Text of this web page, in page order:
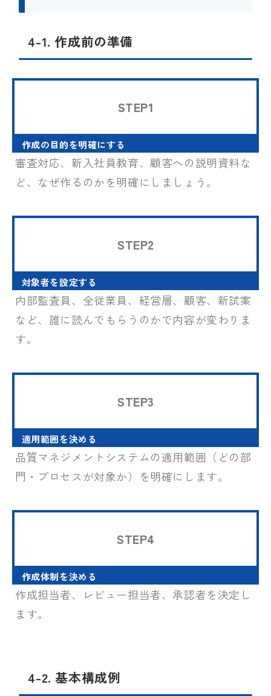
4-1. 作成前の準備
STEP1
作成の目的を明確にする
審査対応、新入社員教育、顧客への説明資料な
ど、なぜ作るのかを明確にしましょう。
STEP2
対象者を設定する
内部監査員、全従業員、経営層、顧客、新試案
など、誰に読んでもらうのかで内容が変わりま
す。
STEP3
適用範囲を決める
品質マネジメントシステムの適用範囲（どの部
門・プロセスが対象か）を明確にします。
STEP4
作成体制を決める
作成担当者、レビュー担当者、承認者を決定し
ます。
4-2. 基本構成例